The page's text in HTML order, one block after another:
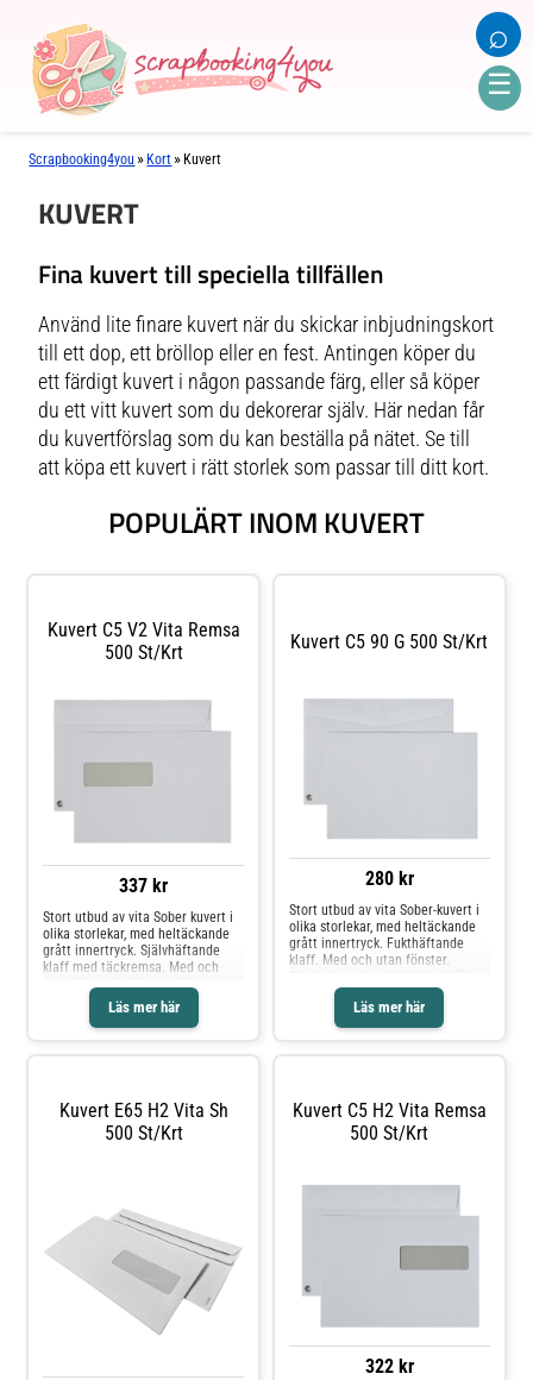
☰
⌕
Scrapbooking4you » Kort » Kuvert
KUVERT
Fina kuvert till speciella tillfällen
Använd lite finare kuvert när du skickar inbjudningskort
till ett dop, ett bröllop eller en fest. Antingen köper du
ett färdigt kuvert i någon passande färg, eller så köper
du ett vitt kuvert som du dekorerar själv. Här nedan får
du kuvertförslag som du kan beställa på nätet. Se till
att köpa ett kuvert i rätt storlek som passar till ditt kort.
POPULÄRT INOM KUVERT
Kuvert C5 V2 Vita Remsa
500 St/krt
337 kr
Läs mer här
Stort utbud av vita Sober kuvert i
olika storlekar, med heltäckande
grått innertryck. Självhäftande
klaff med täckremsa. Med och
utan fönster i olika storlekar.
Fönterkuverten är för innehåll
som är färdigt adresserat,
praktiskt och enkelt.* Vit* Finns i
2041 0927
Kuvert C5 90 G 500 St/krt
280 kr
Läs mer här
Stort utbud av vita Sober-kuvert i
olika storlekar, med heltäckande
grått innertryck. Fukthäftande
klaff. Med och utan fönster.
som är färdigadresserat –
praktiskt och enkelt.* Miljömärkt:
Svanen Licnr: 2041 0927
Kuvert E65 H2 Vita Sh
500 St/krt
Kuvert C5 H2 Vita Remsa
500 St/krt
322 kr